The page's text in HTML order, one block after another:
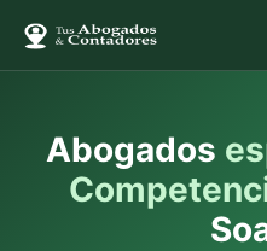
Abogados